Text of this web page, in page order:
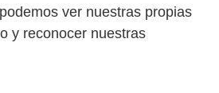
ver nuestras propias
y reconocer nuestras